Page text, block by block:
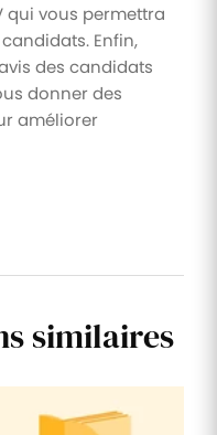
qui vous permettra
Enfin,
des candidats
donner des
améliorer
similaires